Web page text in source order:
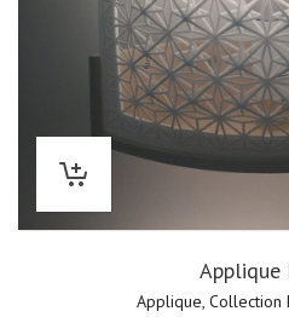
Applique
Applique, Collection